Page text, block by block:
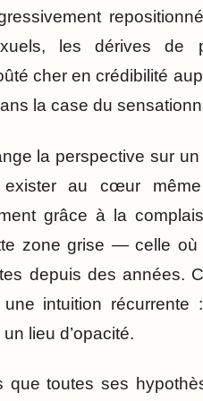
les dérives de
cher en crédibilité
la case du
la perspective sur
exister au cœur
grâce à la
zone grise — celle
depuis des années.
une intuition
lieu d’opacité.
que toutes ses